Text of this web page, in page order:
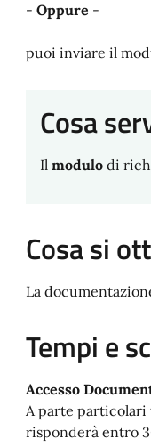
- Oppure -
puoi inviare il
Cosa
Il modulo di
Cosa si
La
Tempi e
Accesso
A parte particolari
risponderà entro